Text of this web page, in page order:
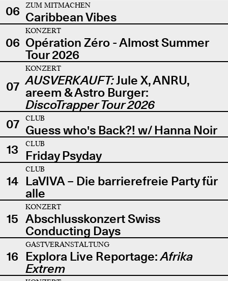
06
ZUM MITMACHEN
Caribbean Vibes
06
KONZERT
Opération Zéro - Almost Summer
Tour 2026
07
KONZERT
AUSVERKAUFT:Jule X, ANRU,
areem & Astro Burger:
DiscoTrapper Tour 2026
07
CLUB
Guess who's Back?! w/ Hanna Noir
13
CLUB
Friday Psyday
14
CLUB
LaVIVA – Die barrierefreie Party für
alle
15
KONZERT
Abschlusskonzert Swiss
Conducting Days
16
GASTVERANSTALTUNG
Explora Live Reportage:Afrika
Extrem